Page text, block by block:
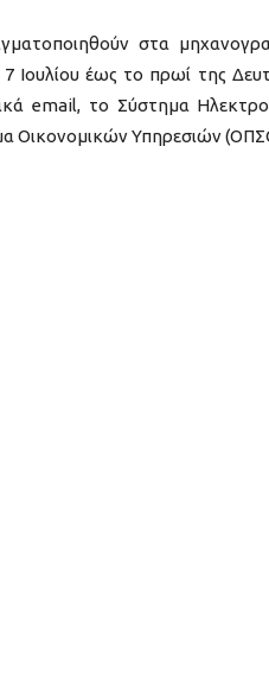
στα
έως το πρωί της
email, το Σύστημα
Υπηρεσιών